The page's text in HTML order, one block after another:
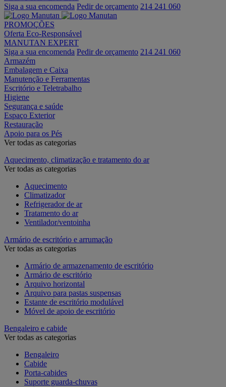
Siga a sua encomenda Pedir de orçamento 214 241 060
PROMOÇÕES
Oferta Eco-Responsável
MANUTAN EXPERT
Siga a sua encomenda Pedir de orçamento 214 241 060
Armazém
Embalagem e Caixa
Manutenção e Ferramentas
Escritório e Teletrabalho
Higiene
Segurança e saúde
Espaço Exterior
Restauração
Apoio para os Pés
Ver todas as categorias
Aquecimento, climatização e tratamento do ar
Ver todas as categorias
Aquecimento
Climatizador
Refrigerador de ar
Tratamento do ar
Ventilador/ventoinha
Armário de escritório e arrumação
Ver todas as categorias
Armário de armazenamento de escritório
Armário de escritório
Arquivo horizontal
Arquivo para pastas suspensas
Estante de escritório modulável
Móvel de apoio de escritório
Bengaleiro e cabide
Ver todas as categorias
Bengaleiro
Cabide
Porta-cabides
Suporte guarda-chuvas